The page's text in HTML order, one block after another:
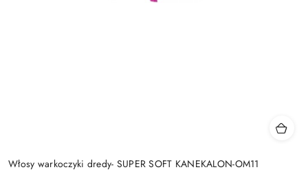
Włosy warkoczyki dredy- SUPER SOFT KANEKALON-OM11